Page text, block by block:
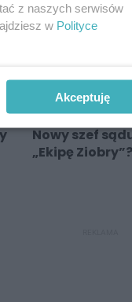
Nowy szef
„Ekipę Ziobry”?
z naszych serwisów
w Polityce
Akceptuję